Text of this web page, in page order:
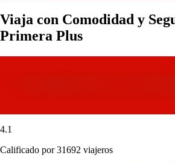
Viaja con Comodidad y
Primera Plus
4.1
Calificado por 31692 viajeros